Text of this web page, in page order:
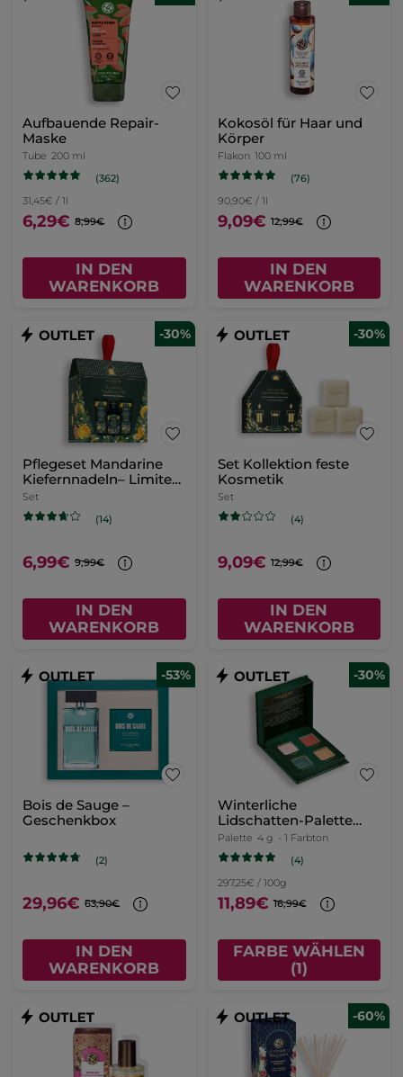
Aufbauende Repair-
Maske
Tube 200 ml
(362)
31,45€ / 1l
6,29€ 8,99€
IN DEN
WARENKORB
Kokosöl für Haar und
Körper
Flakon 100 ml
(76)
90,90€ / 1l
9,09€ 12,99€
IN DEN
WARENKORB
-30%
Pflegeset Mandarine
Kiefernnadeln– Limited
Edition
Set
(14)
6,99€ 9,99€
IN DEN
WARENKORB
-30%
Set Kollektion feste
Kosmetik
Set
(4)
9,09€ 12,99€
IN DEN
WARENKORB
-53%
Bois de Sauge –
Geschenkbox
(2)
29,96€ 63,90€
IN DEN
WARENKORB
-30%
Winterliche
Lidschatten-Palette
Blick – Limited Edition
Palette 4 g - 1 Farbton
(4)
297,25€ / 100g
11,89€ 16,99€
FARBE WÄHLEN
(1)
-60%